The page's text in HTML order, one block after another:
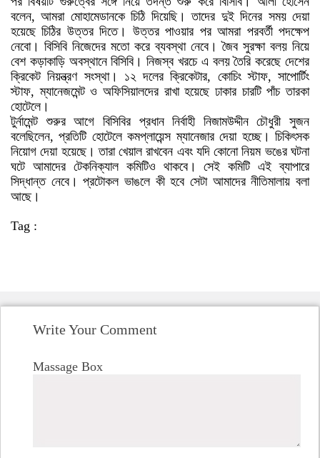
বলেন, আমরা মোহামেডানকে চিঠি দিয়েছি। তাদের দুই দিনের সময় দেয়া
হয়েছে চিঠির উত্তর দিতে। উত্তর পাওয়ার পর আমরা পরবর্তী পদক্ষেপ
নেবো। বিসিবি নিজেদের মতো করে ব্যবস্থা নেবে। জৈব সুরক্ষা বলয় নিয়ে
বেশ কড়াকাড়ি অবস্থানে বিসিবি। নিজস্ব খরচে এ বলয় তৈরি করেছে দেশের
ক্রিকেট নিয়ন্ত্রণ সংস্থা। ১২ দলের ক্রিকেটার, কোচিং স্টাফ, সাপোর্টিং
স্টাফ, ম্যানেজমেন্ট ও অফিসিয়ালদের রাখা হয়েছে ঢাকার চারটি পাঁচ তারকা
হোটেলে।
টুর্নামেন্ট শুরুর আগে বিসিবির প্রধান নির্বাহী নিজামউদ্দীন চৌধুরী সুজন
বলেছিলেন, প্রতিটি হোটেলে কমপ্লায়েন্স ম্যানেজার দেয়া হচ্ছে। চিকিৎসক
নিয়োগ দেয়া হয়েছে। তারা খেয়াল রাখবেন এবং যদি কোনো নিয়ম ভঙের ঘটনা
ঘটে আমাদের টেকনিক্যাল কমিটিও থাকবে। সেই কমিটি এই ব্যাপারে
সিদ্ধান্ত নেবে। প্রটোকল ভাঙলে কী হবে সেটা আমাদের নীতিমালায় বলা
আছে।
Tag :
Write Your Comment
Massage Box